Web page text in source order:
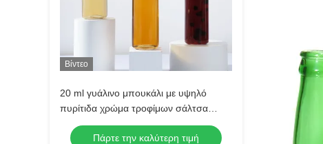
Βίντεο
20 ml γυάλινο μπουκάλι με υψηλό
πυρίτιδα χρώμα τροφίμων σάλτσα
γυάλινο μπουκάλι με καπάκι
Πάρτε την καλύτερη τιμή